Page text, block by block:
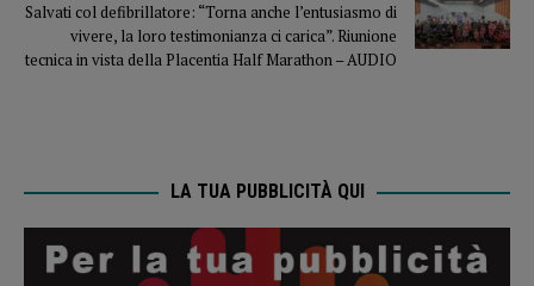
Salvati col defibrillatore: “Torna anche l’entusiasmo di
vivere, la loro testimonianza ci carica”. Riunione
tecnica in vista della Placentia Half Marathon – AUDIO
LA TUA PUBBLICITÀ QUI